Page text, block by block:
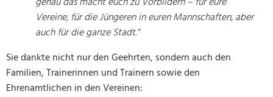
Vereine, für die Jüngeren in euren Mannschaften, aber
auch für die ganze Stadt.“
Sie dankte nicht nur den Geehrten, sondern auch den
Familien, Trainerinnen und Trainern sowie den
Ehrenamtlichen in den Vereinen: